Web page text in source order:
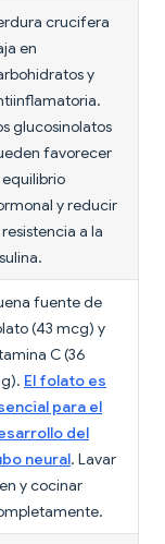
crucifera
en
y
glucosinolatos
favorecer
equilibrio
y reducir
a la
fuente de
(43 mcg) y
C (36
El folato es
para el
del
neural. Lavar
y cocinar